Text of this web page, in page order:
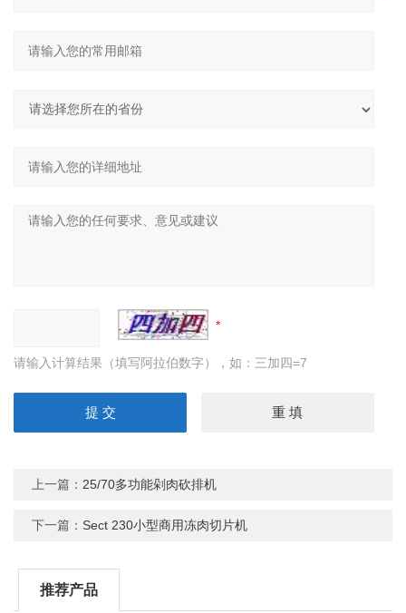
请输入计算结果（填写阿拉伯数字），如：三加四=7
上一篇： 25/70多功能剁肉砍排机
下一篇： Sect 230小型商用冻肉切片机
推荐产品